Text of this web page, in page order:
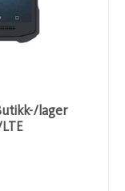
lager